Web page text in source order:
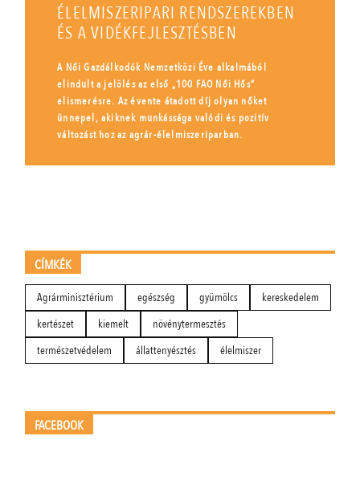
ÉLELMISZERIPARI RENDSZEREKBEN
ÉS A VIDÉKFEJLESZTÉSBEN
A Női Gazdálkodók Nemzetközi Éve alkalmából
elindult a jelölés az első „100 FAO Női Hős”
elismerésre. Az évente átadott díj olyan nőket
ünnepel, akiknek munkássága valódi és pozitív
változást hoz az agrár-élelmiszeriparban.
CÍMKÉK
Agrárminisztérium egészség gyümölcs
kereskedelem
kertészet
kiemelt
növénytermesztés
természetvédelem
állattenyésztés élelmiszer
FACEBOOK